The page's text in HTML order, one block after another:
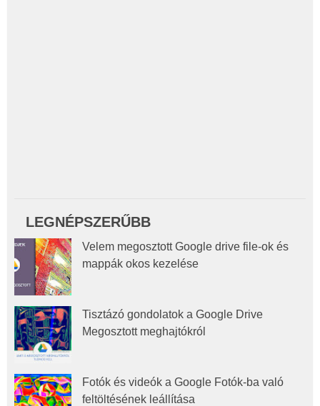
LEGNÉPSZERŰBB
Velem megosztott Google drive file-ok és
mappák okos kezelése
Tisztázó gondolatok a Google Drive
Megosztott meghajtókról
Fotók és videók a Google Fotók-ba való
feltöltésének leállítása